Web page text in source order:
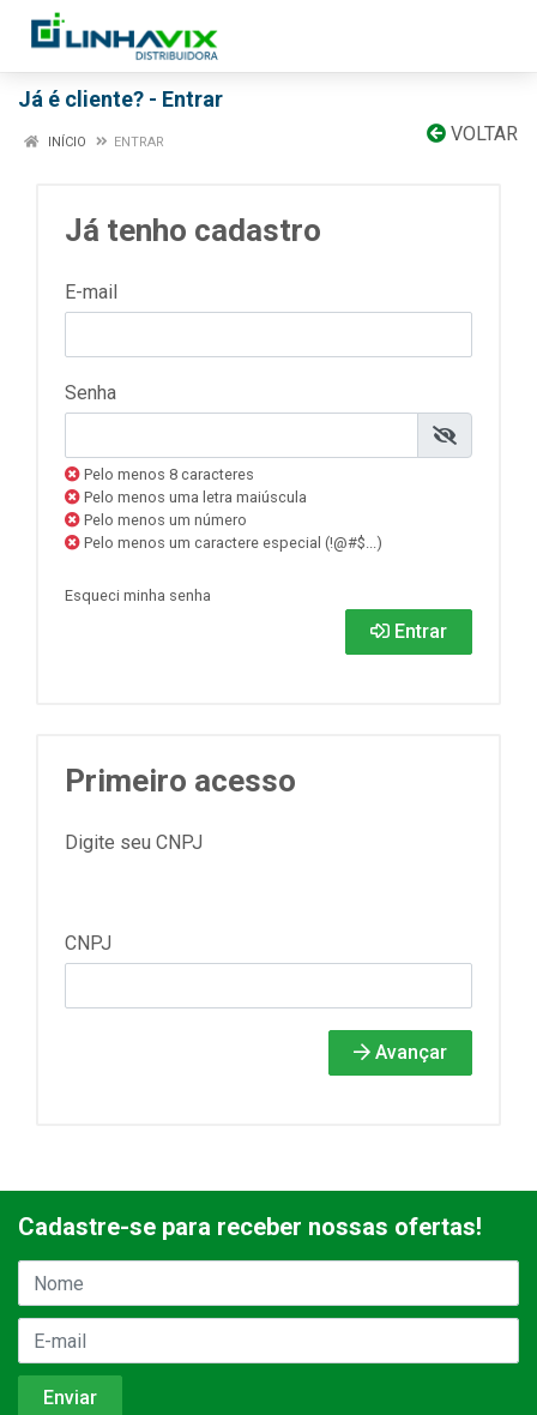
Já é cliente? - Entrar
VOLTAR
INÍCIO ENTRAR
Já tenho cadastro
E-mail
Senha
Pelo menos 8 caracteres
Pelo menos uma letra maiúscula
Pelo menos um número
Pelo menos um caractere especial (!@#$...)
Esqueci minha senha
Entrar
Primeiro acesso
Digite seu CNPJ
CNPJ
Avançar
Cadastre-se para receber nossas ofertas!